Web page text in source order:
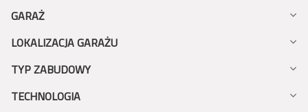
GARAŻ
LOKALIZACJA GARAŻU
TYP ZABUDOWY
TECHNOLOGIA